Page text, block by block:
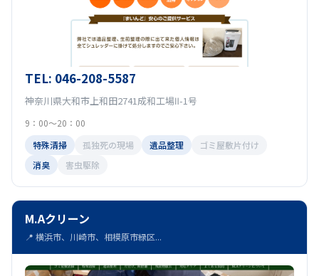
TEL: 046-208-5587
神奈川県大和市上和田2741成和工場Ⅱ-1号
9：00～20：00
特殊清掃
孤独死の現場 遺品整理
ゴミ屋敷片付け
消臭
害虫駆除
M.Aクリーン
📍 横浜市、川崎市、相模原市緑区...